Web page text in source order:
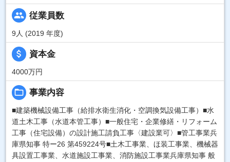
people 従業員数
9人 (2019 年度)
attach_money 資本金
4000万円
folder_open 事業内容
■建築機械設備工事（給排水衛生消化・空調換気設備工事）■水
道土木工事（水道本管工事）■一般住宅・企業修繕・リフォーム
工事（住宅設備）の設計施工請負工事〈建設業可〉■管工事業兵
庫県知事 特ー26 第459224号■土木工事業、ほ装工事業、機械器
具設置工事業、水道施設工事業、消防施設工事業兵庫県知事 般